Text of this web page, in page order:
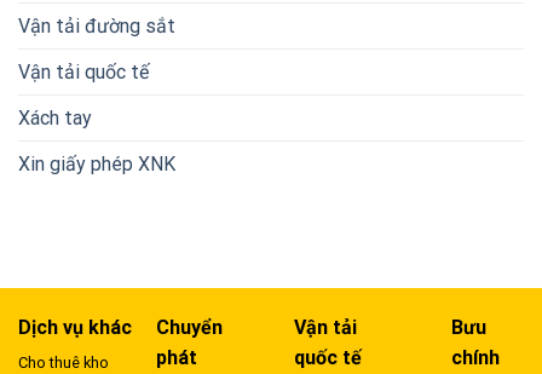
Vận tải đường sắt
Vận tải quốc tế
Xách tay
Xin giấy phép XNK
Dịch vụ khác
Cho thuê kho
Chuyển
phát
Vận tải
quốc tế
Bưu
chính